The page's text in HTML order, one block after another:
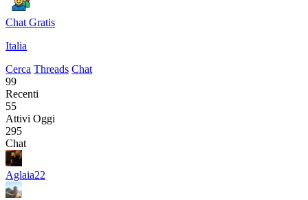
Chat Gratis
Italia
Cerca Threads Chat
99
Recenti
55
Attivi Oggi
295
Chat
Aglaia22